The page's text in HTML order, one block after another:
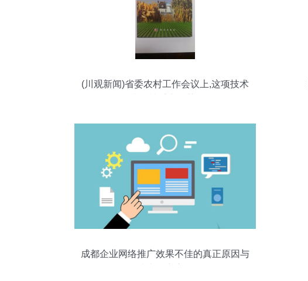
(川观新闻)省委农村工作会议上,这项技术
成都企业网络推广效果不佳的真正原因与